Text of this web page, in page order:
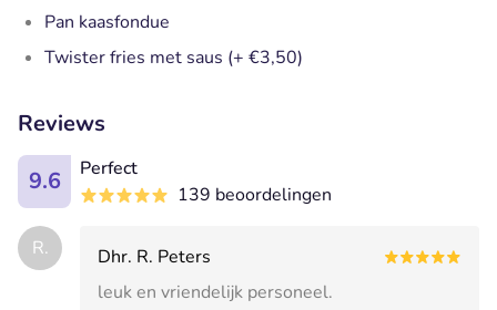
Pan kaasfondue
Twister fries met saus (+ €3,50)
Reviews
9.6
Perfect
139 beoordelingen
R.
Dhr. R. Peters
leuk en vriendelijk personeel.